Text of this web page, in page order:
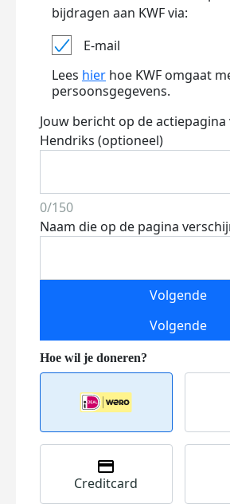
bijdragen aan KWF via:
E-mail
Lees hier hoe KWF omgaat
persoonsgegevens.
Jouw bericht op de actiepagina
Hendriks (optioneel)
0/150
Naam die op de pagina
Volgende
Volgende
Creditcard